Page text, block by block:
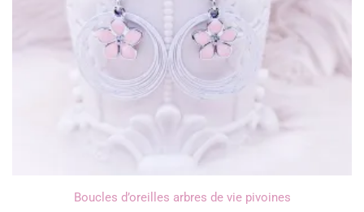
Boucles d’oreilles arbres de vie pivoines